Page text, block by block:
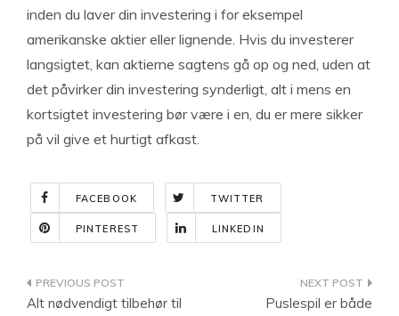
inden du laver din investering i for eksempel
amerikanske aktier eller lignende. Hvis du investerer
langsigtet, kan aktierne sagtens gå op og ned, uden at
det påvirker din investering synderligt, alt i mens en
kortsigtet investering bør være i en, du er mere sikker
på vil give et hurtigt afkast.
FACEBOOK TWITTER
PINTEREST LINKEDIN
Indlægsnavigation
Alt nødvendigt tilbehør til
Puslespil er både